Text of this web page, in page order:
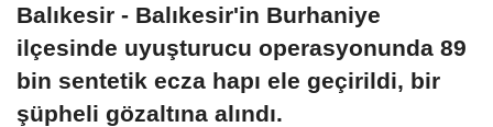
Balıkesir - Balıkesir'in Burhaniye
ilçesinde uyuşturucu operasyonunda 89
bin sentetik ecza hapı ele geçirildi, bir
şüpheli gözaltına alındı.